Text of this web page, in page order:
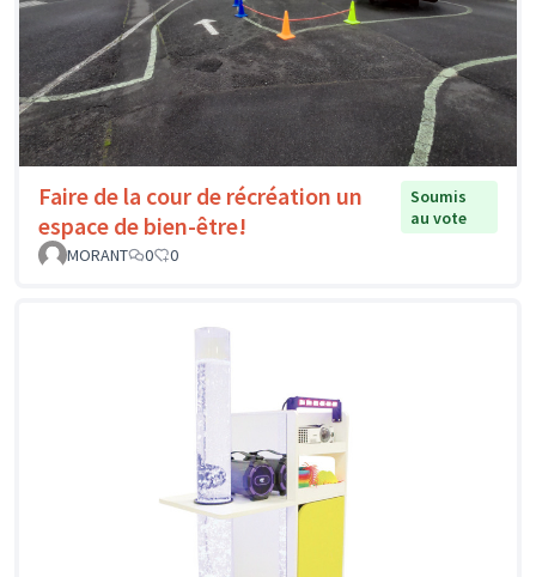
Faire de la cour de récréation un
espace de bien-être!
Soumis
au vote
MORANT
0 0